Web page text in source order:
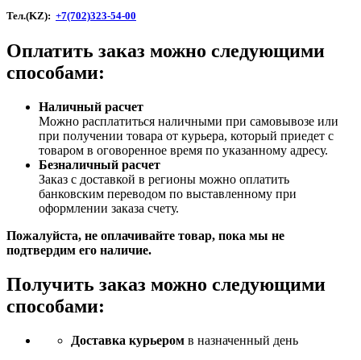
Тел.(KZ): +7(702)323-54-00
Оплатить заказ можно следующими
способами:
Наличный расчет
Можно расплатиться наличными при самовывозе или
при получении товара от курьера, который приедет с
товаром в оговоренное время по указанному адресу.
Безналичный расчет
Заказ c доставкой в регионы можно оплатить
банковским переводом по выставленному при
оформлении заказа счету.
Пожалуйста, не оплачивайте товар, пока мы не
подтвердим его наличие.
Получить заказ можно следующими
способами:
Доставка курьером в назначенный день